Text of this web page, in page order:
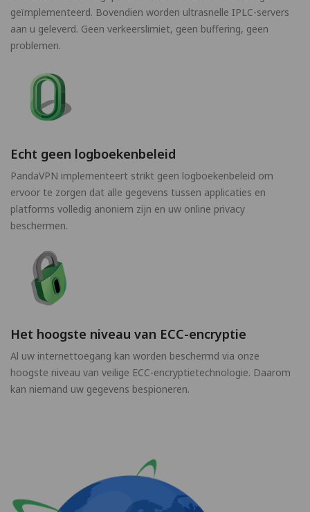
geïmplementeerd. Bovendien worden ultrasnelle IPLC-servers
aan u geleverd. Geen verkeerslimiet, geen buffering, geen
problemen.
Echt geen logboekenbeleid
PandaVPN implementeert strikt geen logboekenbeleid om
ervoor te zorgen dat alle gegevens tussen applicaties en
platforms volledig anoniem zijn en uw online privacy
beschermen.
Het hoogste niveau van ECC-encryptie
Al uw internettoegang kan worden beschermd via onze
hoogste niveau van veilige ECC-encryptietechnologie. Daarom
kan niemand uw gegevens bespioneren.